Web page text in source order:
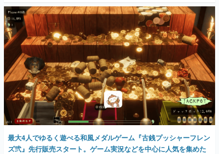
最大4人でゆるく遊べる和風メダルゲーム『古銭プッシャーフレン
ズ弐』先行販売スタート。ゲーム実況などを中心に人気を集めた